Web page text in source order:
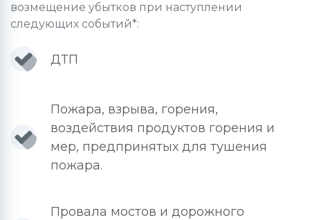
возмещение убытков при наступлении
следующих событий*:
ДТП
Пожара, взрыва, горения,
воздействия продуктов горения и
мер, предпринятых для тушения
пожара.
Провала мостов и дорожного